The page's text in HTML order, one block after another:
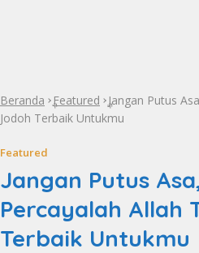
Beranda »Featured »Jangan Putus
Jodoh Terbaik Untukmu
Featured
Jangan Putus
Percayalah Allah
Terbaik Untukmu